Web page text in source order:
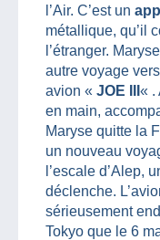
l’Air. C’est un
métallique, qu’il
l’étranger.
autre voyage
avion « JOE III « .
en main,
Maryse quitte la
un nouveau
l’escale d’Alep,
déclenche.
sérieusement
Tokyo que le 6